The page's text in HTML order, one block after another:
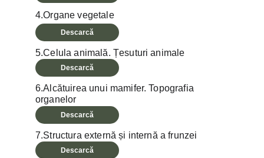
4.Organe vegetale
Descarcă
5.Celula animală. Țesuturi animale
Descarcă
6.Alcătuirea unui mamifer. Topografia
organelor
Descarcă
7.Structura externă și internă a frunzei
Descarcă